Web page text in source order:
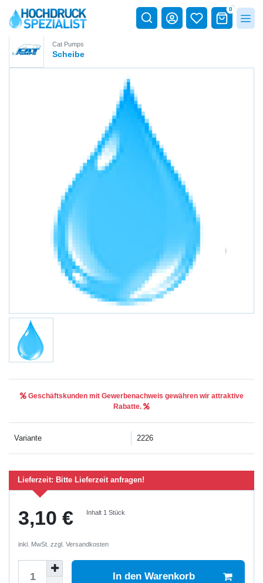
0
Cat Pumps
Scheibe
Geschäftskunden mit Gewerbenachweis gewähren wir attraktive
Rabatte.
Variante 2226
Lieferzeit: Bitte Lieferzeit anfragen!
3,10 € Inhalt 1Stück
inkl. MwSt. zzgl. Versandkosten
In den Warenkorb